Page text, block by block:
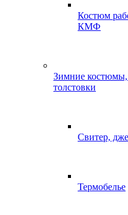
Костюм
КМФ
Зимние костюмы,
толстовки
Свитер,
Термобелье